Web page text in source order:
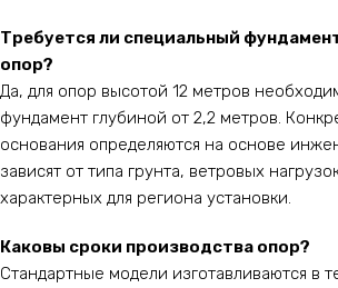
Требуется ли специальный
опор?
Да, для опор высотой 12 метров
фундамент глубиной от 2,2 метров.
основания определяются на основе
зависят от типа грунта, ветровых
характерных для региона установки.
Каковы сроки производства опор?
Стандартные модели изготавливаются в